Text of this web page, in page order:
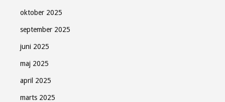
oktober 2025
september 2025
juni 2025
maj 2025
april 2025
marts 2025